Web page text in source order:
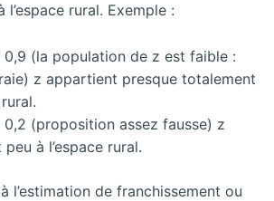
l’espace rural. Exemple :
(la population de z est faible :
z appartient presque totalement
(proposition assez fausse) z
à l’espace rural.
l’estimation de franchissement ou